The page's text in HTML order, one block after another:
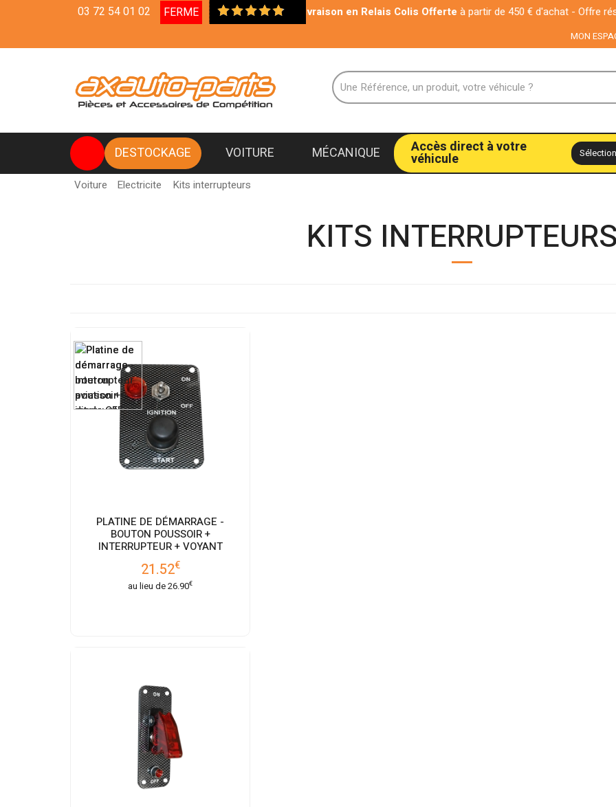
03 72 54 01 02 FERME Livraison en Relais Colis Offerteà partir de 450 € d'achat - Offre réservée
MON
DESTOCKAGE VOITURE MÉCANIQUE Accès direct à votre
véhicule
Voiture Electricite Kits interrupteurs
KITS INTERRUPTEURS
PLATINE DE DÉMARRAGE -
BOUTON POUSSOIR +
INTERRUPTEUR + VOYANT
21.52€
au lieu de26.90€